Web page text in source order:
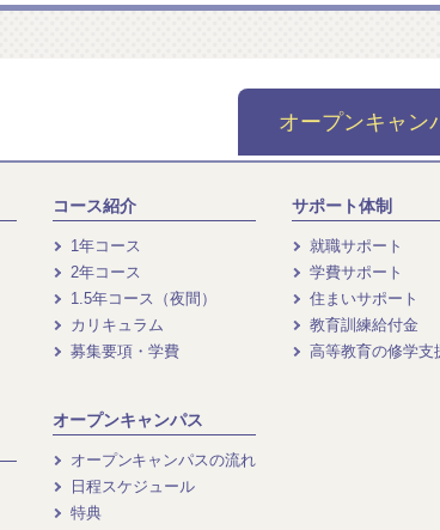
オープンキャン
コース紹介
1年コース
2年コース
1.5年コース（夜間）
カリキュラム
募集要項・学費
オープンキャンパス
オープンキャンパスの流れ
日程スケジュール
特典
サポート体制
就職サポート
学費サポート
住まいサポート
教育訓練給付金
高等教育の修学支